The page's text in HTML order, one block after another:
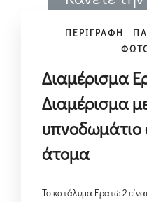
ΠΕΡΙΓΡΑΦΗ
Διαμέρισμα
Διαμέρισμα
υπνοδωμάτιο
άτομα
Το κατάλυμα Ερατώ 2